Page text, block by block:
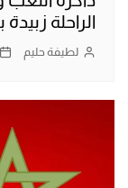
الراحلة
لطيفة حليم